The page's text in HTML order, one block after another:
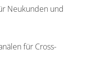
Neukunden und
für Cross-